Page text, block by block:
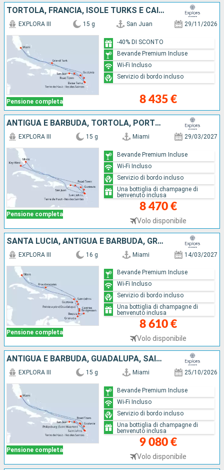
TORTOLA, FRANCIA, ISOLE TURKS E CAICOS, STATI UNITI, ANTIGUA E BARBUDA, GUADALUPA, PORTORICO
Pensione completa
EXPLORA III 15 g San Juan 29/11/2026
8 435 €
-40% DI SCONTO
Bevande Premium Incluse
Wi-Fi Incluso
Servizio di bordo incluso
ANTIGUA E BARBUDA, TORTOLA, PORTORICO, FRANCIA, GUADALUPA, STATI UNITI
Pensione completa
EXPLORA III 15 g Miami 29/03/2027
8 470 €
Volo disponibile
Bevande Premium Incluse
Wi-Fi Incluso
Servizio di bordo incluso
Una bottiglia di champagne di
benvenuto inclusa
SANTA LUCIA, ANTIGUA E BARBUDA, GRENADA, FRANCIA, STATI UNITI, BARBADOS, MARTINICA, GUADALUPA, SAINT-VINCENT E LE GRENADINE
Pensione completa
EXPLORA III 16 g Miami 14/03/2027
8 610 €
Volo disponibile
Bevande Premium Incluse
Wi-Fi Incluso
Servizio di bordo incluso
Una bottiglia di champagne di
benvenuto inclusa
ANTIGUA E BARBUDA, GUADALUPA, SAINT MARTIN, PORTORICO, TORTOLA, FRANCIA, STATI UNITI
Pensione completa
EXPLORA III 15 g Miami 25/10/2026
9 080 €
Volo disponibile
Bevande Premium Incluse
Wi-Fi Incluso
Servizio di bordo incluso
Una bottiglia di champagne di
benvenuto inclusa